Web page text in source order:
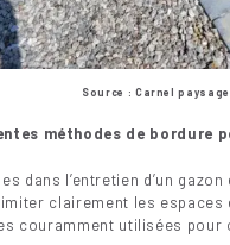
Source : Carnel
méthodes de bordure
dans l’entretien d’un
clairement les
couramment utilisées